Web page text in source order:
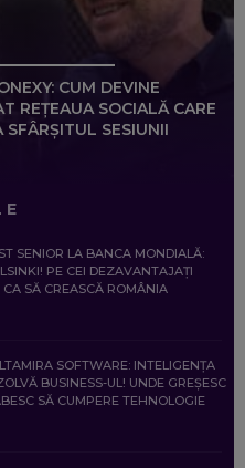
CUM DEVINE
REȚEAUA SOCIALĂ CARE
SESIUNII
SENIOR LA BANCA MONDIALĂ:
PE CEI DEZAVANTAJAȚI
SĂ CREASCĂ ROMÂNIA
SOFTWARE: INTELIGENȚA
BUSINESS-UL! UNDE GREȘESC
SĂ CUMPERE TEHNOLOGIE